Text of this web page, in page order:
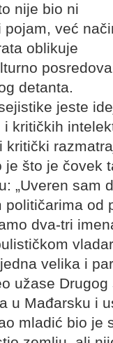
nije bio ni
već
oblikuje
detanta.
jeste
kritičkih
što je čovek
„Uveren sam
od
dva-tri
velika i
užase
u Mađarsku i
mladić bio je